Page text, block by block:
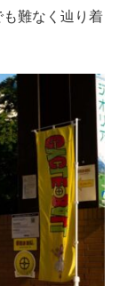
難なく辿り着